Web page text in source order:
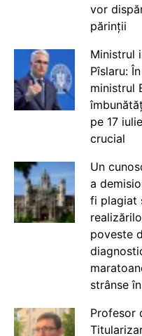
vor
părinții
Ministrul
Pîslaru:
ministrul
pe 17
crucial
Un
a
fi plagiat
poveste
strânse
Profesor